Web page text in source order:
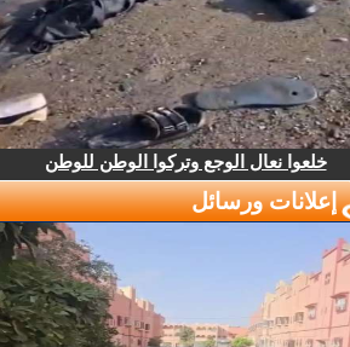
خلعوا نعال الوجع وتركوا الوطن للوطن
إعلانات ورسائل